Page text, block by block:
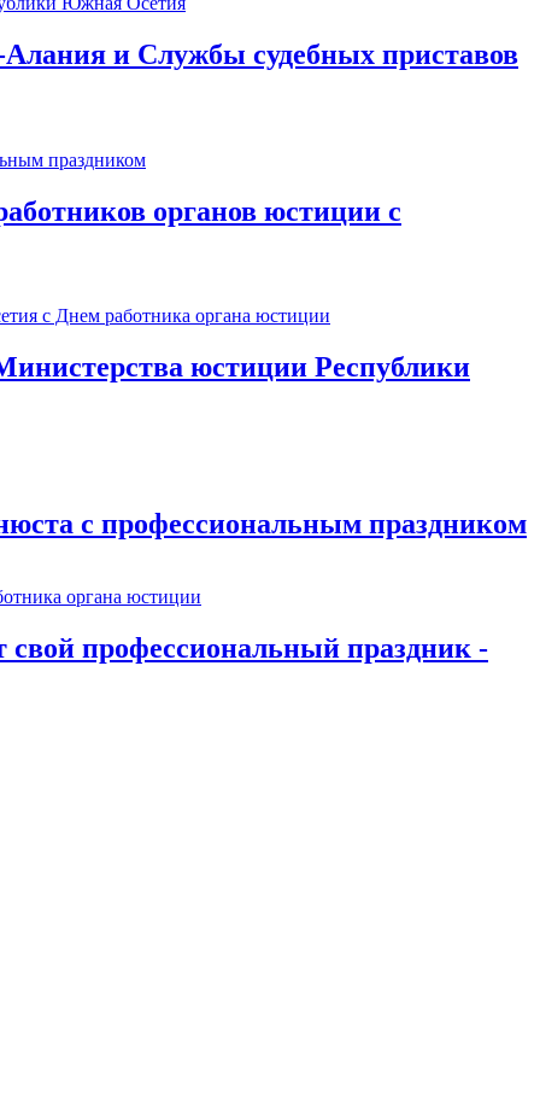
и Службы судебных приставов
органов юстиции с
юстиции Республики
с профессиональным праздником
профессиональный праздник -